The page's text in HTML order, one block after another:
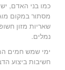
כמו בני האדם,
מסתור במקום
שאריות מזון
נמלים.
ימי שמש חמים
חשיבות ביצוע